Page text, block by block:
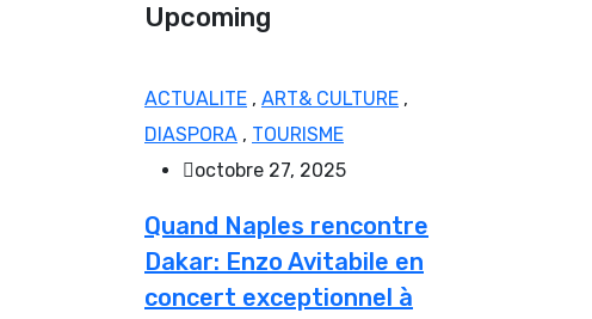
Upcoming
ACTUALITE , ART& CULTURE ,
DIASPORA , TOURISME
octobre 27, 2025
Quand Naples rencontre
Dakar: Enzo Avitabile en
concert exceptionnel à